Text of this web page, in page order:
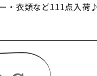
・衣類など111点入荷♪